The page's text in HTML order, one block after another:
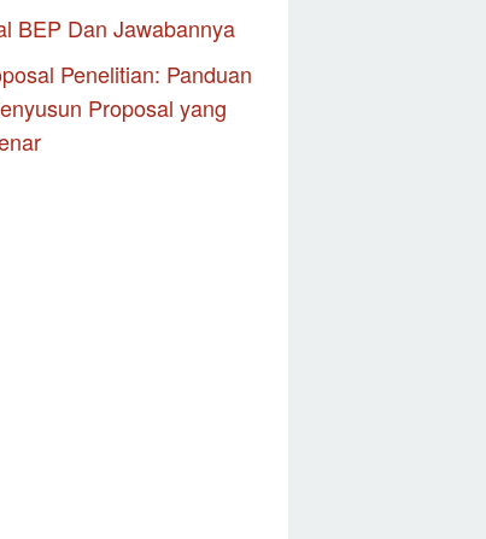
BEP Dan Jawabannya
Penelitian: Panduan
Proposal yang